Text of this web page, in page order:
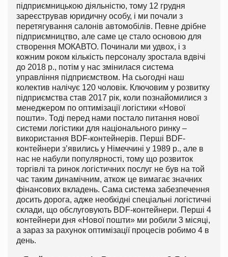
підприємницькою діяльністю, тому 12 грудня
зареєстрував юридичну особу, і ми почали з
перетягування салонів автомобілів. Певне дрібне
підприємництво, але саме це стало основою для
створення МОКАВТО. Починали ми удвох, і з
кожним роком кількість персоналу зростала вдвічі
до 2018 р., потім у нас змінилася система
управління підприємством. На сьогодні наш
колектив налічує 120 чоловік. Ключовим у розвитку
підприємства став 2017 рік, коли познайомилися з
менеджером по оптимізації логістики «Нової
пошти». Тоді перед нами постало питання нової
системи логістики для національного ринку –
використання BDF-контейнерів. Перші BDF-
контейнери з’явились у Німеччині у 1989 р., але в
нас не набули популярності, тому що розвиток
торгівлі та ринок логістичних послуг не був на той
час таким динамічним, аткож це вимагає значних
фінансових вкладень. Сама система забезпечення
досить дорога, адже необхідні спеціальні логістичні
склади, що обслуговують BDF-контейнери. Перші 4
контейнери дня «Нової пошти» ми робили 3 місяці,
а зараз за рахунок оптимізації процесів робимо 4 в
день.